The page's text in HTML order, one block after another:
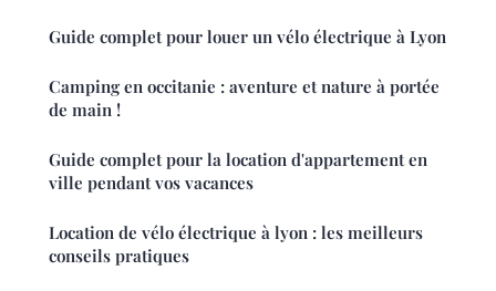
Guide complet pour louer un vélo électrique à Lyon
Camping en occitanie : aventure et nature à portée
de main !
Guide complet pour la location d'appartement en
ville pendant vos vacances
Location de vélo électrique à lyon : les meilleurs
conseils pratiques